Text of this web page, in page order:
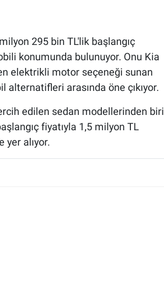
295 bin TL'lik başlangıç
konumunda bulunuyor. Onu Kia
elektrikli motor seçeneği sunan
arasında öne çıkıyor.
edilen sedan modellerinden biri
fiyatıyla 1,5 milyon TL
yer alıyor.